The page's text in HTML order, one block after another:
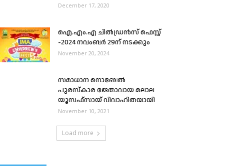
December 17, 2020
ഐ.എം.എ ചിൽഡ്രൻസ് ഫെസ്റ്റ്
-2024 നവംബർ 29ന് നടക്കും
November 20, 2024
സമാധാന നൊബേല്‍
പുരസ്‌കാര ജേതാവായ മലാല
യൂസഫ്‌സായ് വിവാഹിതയായി
November 10, 2021
Load more